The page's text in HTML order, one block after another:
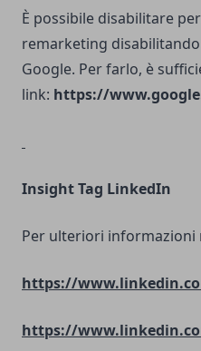
È possibile disabilitare
remarketing disabilitando
Google. Per farlo, è
link: https://
Insight Tag LinkedIn
Per ulteriori informazioni
https://
https://